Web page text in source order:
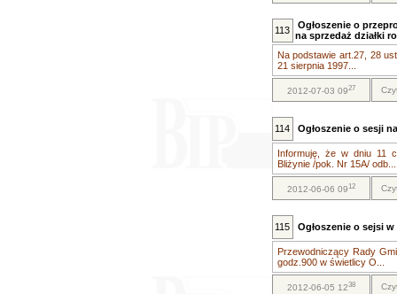
113
Ogłoszenie o
na sprzedaż działki
Na podstawie art.27, 28
21 sierpnia 1997...
2012-07-03 0927
114 Ogłoszenie o sesji
Informuję, że w dniu 11
Bliżynie /pok. Nr 15A/ odb...
2012-06-06 0912
115 Ogłoszenie o sejsi
Przewodniczący Rady
godz.900 w świetlicy O...
2012-06-05 1238